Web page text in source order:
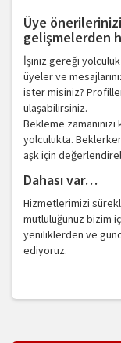
Üye
gelişmelerden
İşiniz gereği
üyeler ve
ister misiniz?
ulaşabilirsiniz.
Bekleme
yolculukta. Beklerken
aşk için
Dahası var…
Hizmetlerimizi
mutluluğunuz bizim
yeniliklerden ve
ediyoruz.